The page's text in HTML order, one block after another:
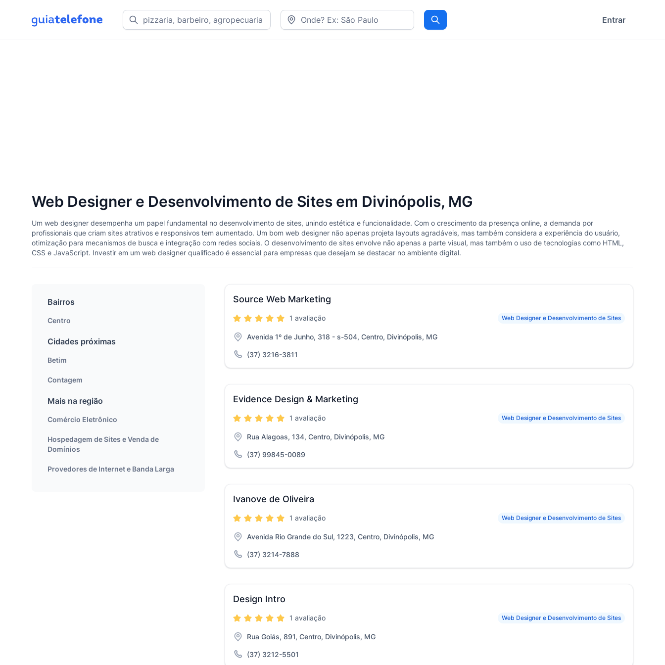
Procurar Entrar
Web Designer e Desenvolvimento de Sites em Divinópolis, MG
Um web designer desempenha um papel fundamental no desenvolvimento de sites, unindo estética e funcionalidade. Com o crescimento da presença online, a demanda por
profissionais que criam sites atrativos e responsivos tem aumentado. Um bom web designer não apenas projeta layouts agradáveis, mas também considera a experiência do usuário,
otimização para mecanismos de busca e integração com redes sociais. O desenvolvimento de sites envolve não apenas a parte visual, mas também o uso de tecnologias como HTML,
CSS e JavaScript. Investir em um web designer qualificado é essencial para empresas que desejam se destacar no ambiente digital.
Source Web Marketing
Web Designer e Desenvolvimento de Sites
1 avaliação
Avenida 1º de Junho, 318 - s-504, Centro, Divinópolis, MG
(37) 3216-3811
Evidence Design & Marketing
Web Designer e Desenvolvimento de Sites
1 avaliação
Rua Alagoas, 134, Centro, Divinópolis, MG
(37) 99845-0089
Ivanove de Oliveira
Web Designer e Desenvolvimento de Sites
1 avaliação
Avenida Rio Grande do Sul, 1223, Centro, Divinópolis, MG
(37) 3214-7888
Design Intro
Web Designer e Desenvolvimento de Sites
1 avaliação
Rua Goiás, 891, Centro, Divinópolis, MG
(37) 3212-5501
Bairros
Centro
Cidades próximas
Betim
Contagem
Mais na região
Comércio Eletrônico
Hospedagem de Sites e Venda de
Domínios
Provedores de Internet e Banda Larga